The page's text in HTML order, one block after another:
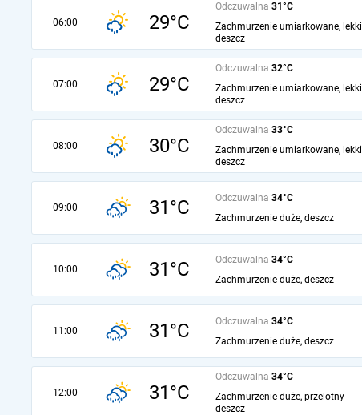
06:00 29°C
Odczuwalna 31°C
Zachmurzenie umiarkowane, lekki
deszcz
07:00 29°C
Odczuwalna 32°C
Zachmurzenie umiarkowane, lekki
deszcz
08:00 30°C
Odczuwalna 33°C
Zachmurzenie umiarkowane, lekki
deszcz
09:00 31°C Odczuwalna 34°C
Zachmurzenie duże, deszcz
10:00 31°C Odczuwalna 34°C
Zachmurzenie duże, deszcz
11:00 31°C Odczuwalna 34°C
Zachmurzenie duże, deszcz
12:00 31°C
Odczuwalna 34°C
Zachmurzenie duże, przelotny
deszcz